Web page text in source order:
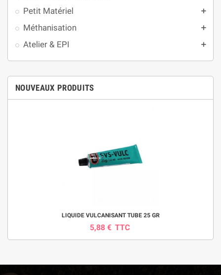
Petit Matériel add
Méthanisation add
Atelier & EPI add
NOUVEAUX PRODUITS
LIQUIDE VULCANISANT TUBE 25 GR
5,88 € TTC